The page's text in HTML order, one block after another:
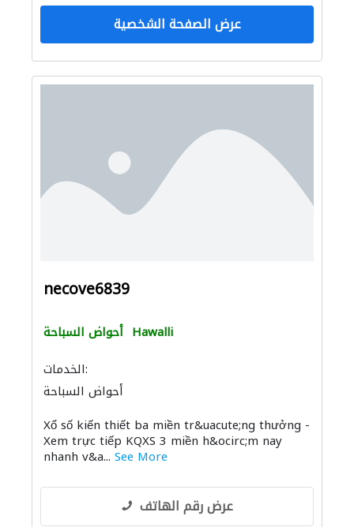
عرض الصفحة الشخصية
necove6839
أحواض السباحة Hawalli
الخدمات:
أحواض السباحة
Xổ số kiến thiết ba miền tr&uacute;ng thưởng -
Xem trực tiếp KQXS 3 miền h&ocirc;m nay
nhanh v&a... See More
عرض رقم الهاتف